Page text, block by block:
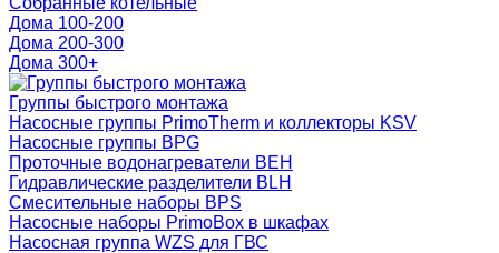
Дома 100-200
Дома 200-300
Дома 300+
Группы быстрого монтажа
Насосные группы PrimoTherm и коллекторы KSV
Насосные группы BPG
Проточные водонагреватели BEH
Гидравлические разделители BLH
Смесительные наборы BPS
Насосные наборы PrimoBox в шкафах
Насосная группа WZS для ГВС